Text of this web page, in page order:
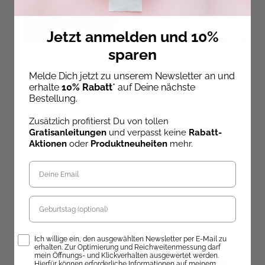
Das paranormale
Rätselbuch – 10 Stories
zum Gruseln und Rätseln
12,99 €
Krimi al dente – Tödliche
Datingshow: Ärger im
21,99 €
Entdecke unsere Neuheiten!
Jetzt anmelden und 10%
sparen
Melde Dich jetzt zu unserem Newsletter an und
erhalte 10% Rabatt* auf Deine nächste
Bestellung.
Zusätzlich profitierst Du von tollen
Gratisanleitungen und verpasst keine Rabatt-
Aktionen oder Produktneuheiten mehr.
Geburtstag
Opt-InIch willige ein, den ausgewählten Newsletter per E-Mail zu
erhalten. Zur Optimierung und Reichweitenmessung darf
mein Öffnungs- und Klickverhalten ausgewertet werden.